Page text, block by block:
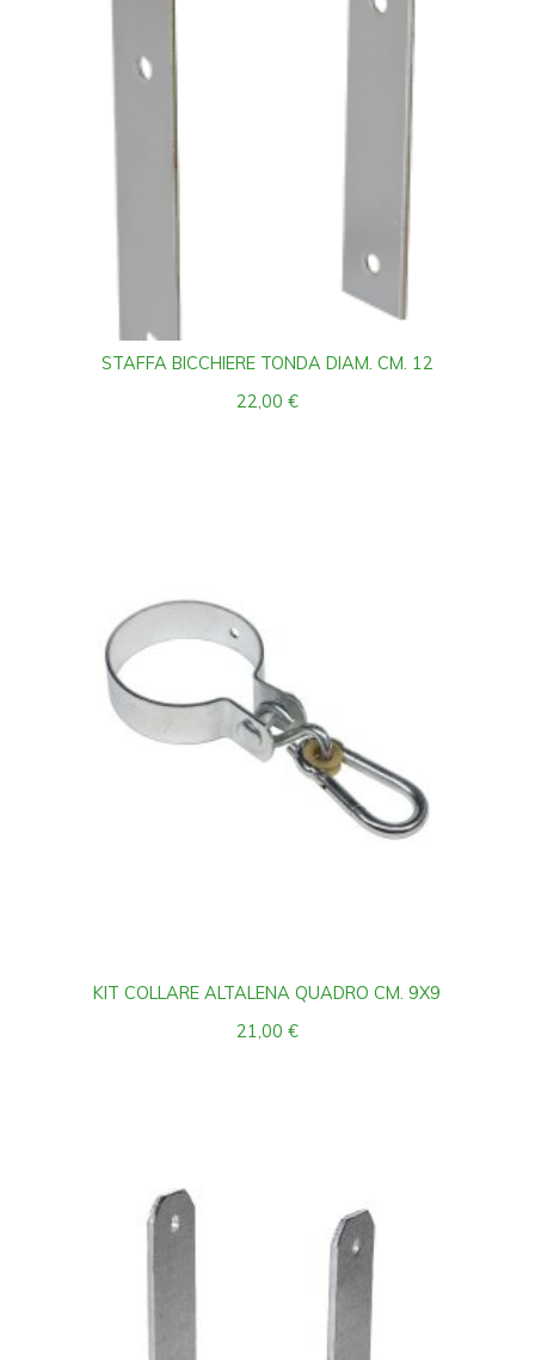
STAFFA BICCHIERE TONDA DIAM. CM. 12
22,00 €
KIT COLLARE ALTALENA QUADRO CM. 9X9
21,00 €